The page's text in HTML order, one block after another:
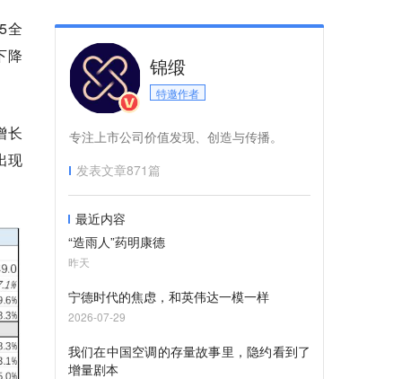
全
降
长
现
锦缎
特邀作者
专注上市公司价值发现、创造与传播。
发表文章871篇
最近内容
“造雨人”药明康德
昨天
宁德时代的焦虑，和英伟达一模一样
2026-07-29
我们在中国空调的存量故事里，隐约看到了
增量剧本